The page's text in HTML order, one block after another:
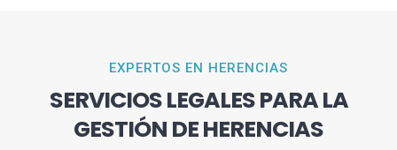
EXPERTOS EN HERENCIAS
SERVICIOS LEGALES PARA LA
GESTIÓN DE HERENCIAS